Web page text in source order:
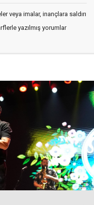
veya imalar, inançlara saldırı
yazılmış yorumlar